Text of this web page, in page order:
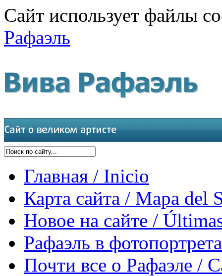
Сайт использует файлы
Рафаэль
Главная / Inicio
Карта сайта / Mapa del
Новое на сайте /
Рафаэль в
Почти все о Рафаэле /